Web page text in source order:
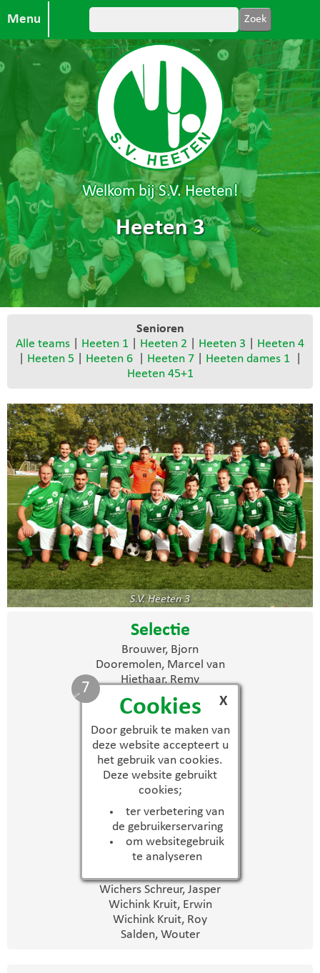
Cookies
Door gebruik te maken van
deze website accepteert u
het gebruik van cookies.
Deze website gebruikt
cookies;
ter verbetering van
de gebruikerservaring
om websitegebruik
te analyseren
X
6
Menu
Welkom bij S.V. Heeten!
Heeten 3
Senioren
Alle teams
Heeten 1 Heeten 2 Heeten 3
Heeten 4
Heeten 5 Heeten 6 Heeten 7 Heeten dames 1
Heeten 45+1
S.V. Heeten 3
Selectie
Brouwer, Bjorn
Dooremolen, Marcel van
Hiethaar, Remy
Hollegien, Cas
Koerkamp, Yannick
Loohuis, Arnoud
Lubbers, Roy
Maas, Luuk
Mekers, Luuk
Munnik, Arnoud de
Salden, Jacob
Timmer, Rick
Tuitert, Mart
Tutert, Niels
Tutert, Thijs
Wichers Schreur, Jasper
Wichink Kruit, Erwin
Wichink Kruit, Roy
Salden, Wouter